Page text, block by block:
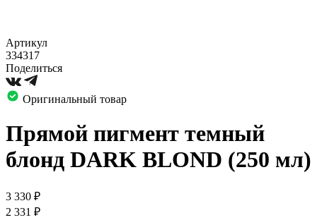
Артикул
334317
Поделиться
Оригинальный товар
Прямой пигмент темный
блонд DARK BLOND (250 мл)
3 330 ₽
2 331 ₽